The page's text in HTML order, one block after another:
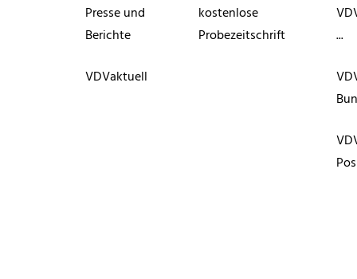
Presse und
Berichte
VDVaktuell
kostenlose
Probezeitschrift
...